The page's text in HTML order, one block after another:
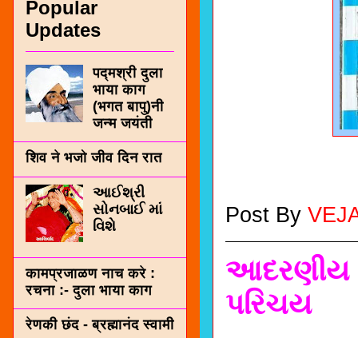
Post By
આદરણીય
પરિચય
Popular
Updates
पद्मश्री दुला
भाया काग
(भगत बापु)नी
जन्म जयंती
शिव ने भजो जीव दिन रात
આઈશ્રી
સોનબાઈ માં
વિશે
कामप्रजाळण नाच करे :
रचना :- दुला भाया काग
रेणकी छंद - ब्रह्मानंद स्वामी